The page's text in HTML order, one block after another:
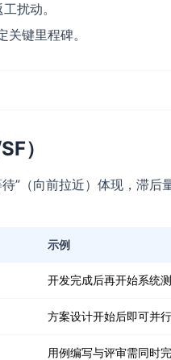
扰动。
键里程碑。
）
”（向前拉近）体现，滞
示例
开发完成后再开始系统
方案设计开始后即可并
用例编写与评审需同时